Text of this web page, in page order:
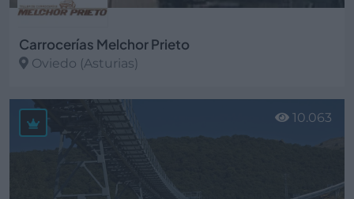
Carrocerías Melchor Prieto
Oviedo (Asturias)
Ver más
10.063